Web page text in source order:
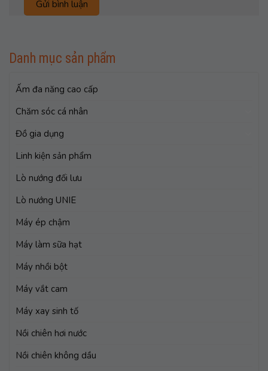
Danh mục sản phẩm
Ấm đa năng cao cấp
Chăm sóc cá nhân
Đồ gia dụng
Linh kiện sản phẩm
Lò nướng đối lưu
Lò nướng UNIE
Máy ép chậm
Máy làm sữa hạt
Máy nhồi bột
Máy vắt cam
Máy xay sinh tố
Nồi chiên hơi nước
Nồi chiên không dầu